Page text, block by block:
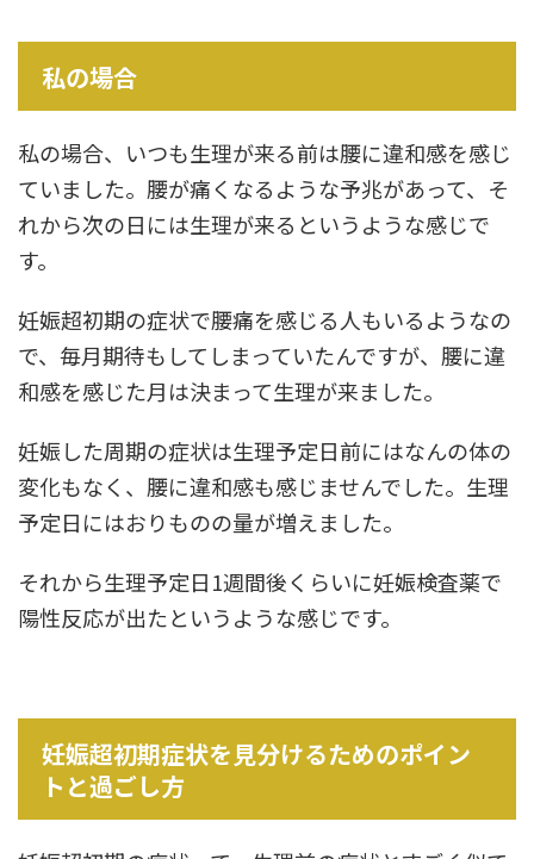
私の場合
私の場合、いつも生理が来る前は腰に違和感を感じ
ていました。腰が痛くなるような予兆があって、そ
れから次の日には生理が来るというような感じで
す。
妊娠超初期の症状で腰痛を感じる人もいるようなの
で、毎月期待もしてしまっていたんですが、腰に違
和感を感じた月は決まって生理が来ました。
妊娠した周期の症状は生理予定日前にはなんの体の
変化もなく、腰に違和感も感じませんでした。生理
予定日にはおりものの量が増えました。
それから生理予定日1週間後くらいに妊娠検査薬で
陽性反応が出たというような感じです。
妊娠超初期症状を見分けるためのポイン
トと過ごし方